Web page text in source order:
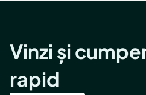
Vinzi și
rapid